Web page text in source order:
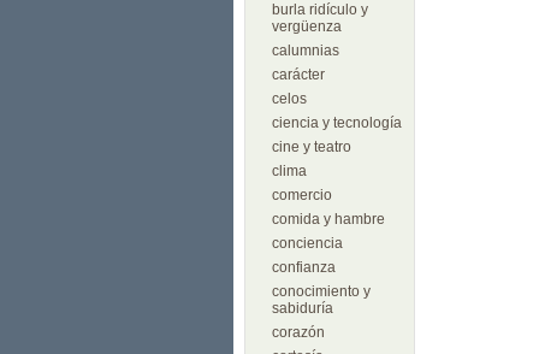
burla ridículo y
vergüenza
calumnias
carácter
celos
ciencia y tecnología
cine y teatro
clima
comercio
comida y hambre
conciencia
confianza
conocimiento y
sabiduría
corazón